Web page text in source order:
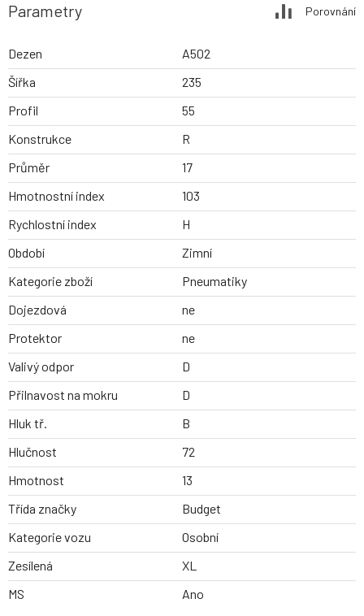
Parametry Porovnání
Dezen
A502
Šířka
235
Profil
55
Konstrukce
R
Průměr
17
Hmotnostní index
103
Rychlostní index
H
Období
Zimní
Kategorie zboží
Pneumatiky
Dojezdová
ne
Protektor
ne
Valivý odpor
D
Přilnavost na mokru
D
Hluk tř.
B
Hlučnost
72
Hmotnost
13
Třída značky
Budget
Kategorie vozu
Osobní
Zesílená
XL
MS
Ano